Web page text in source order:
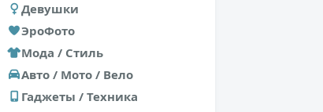
Девушки
ЭроФото
Мода / Стиль
Авто / Мото / Вело
Гаджеты / Техника